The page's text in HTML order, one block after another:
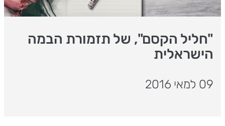
"חליל הקסם", של תזמורת הבמה
הישראלית
09 למאי 2016